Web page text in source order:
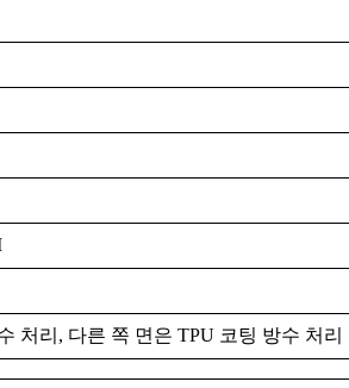
처리, 다른 쪽 면은 TPU 코팅 방수 처리